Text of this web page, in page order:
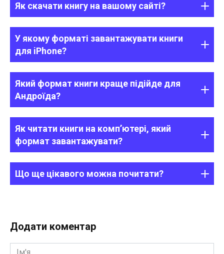
Як скачати книгу на вашому сайті?
У якому форматі завантажувати книги
для iPhone?
Який формат книги краще підійде для
Андроїда?
Як читати книги на комп’ютері, який
формат завантажувати?
Що ще цікавого можна почитати?
Додати коментар
Ім'я